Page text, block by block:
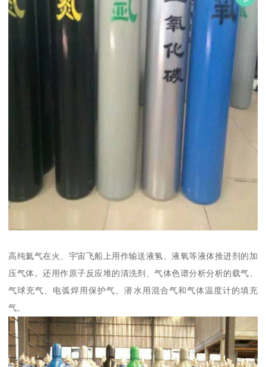
高纯氦气在火、宇宙飞船上用作输送液氢、液氧等液体推进剂的加
压气体。还用作原子反应堆的清洗剂、气体色谱分析分析的载气、
气球充气、电弧焊用保护气、潜水用混合气和气体温度计的填充
气。